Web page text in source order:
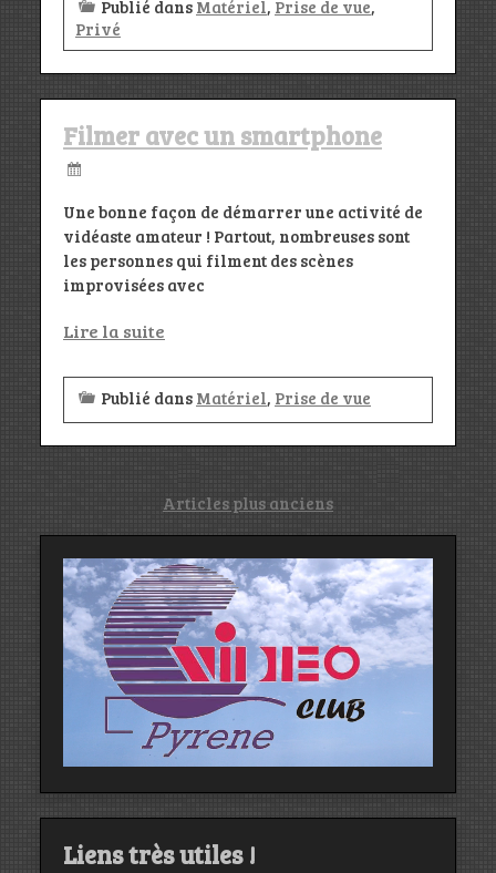
Publié dans Matériel, Prise de vue,
Privé
Filmer avec un smartphone
Une bonne façon de démarrer une activité de
vidéaste amateur ! Partout, nombreuses sont
les personnes qui filment des scènes
improvisées avec
Lire la suite
Publié dans Matériel, Prise de vue
Navigation
des
articles
Articles plus anciens
Liens très utiles !